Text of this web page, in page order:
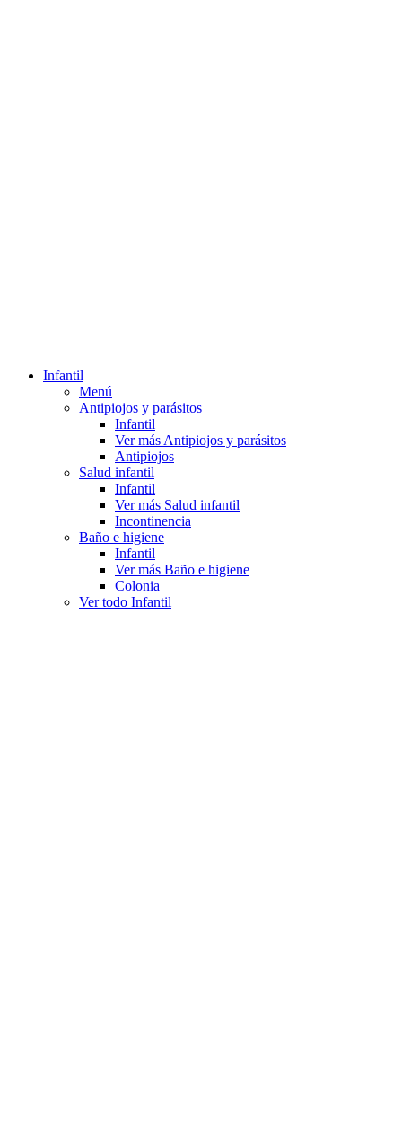
Infantil
Menú
Antipiojos y parásitos
Infantil
Ver más Antipiojos y parásitos
Antipiojos
Salud infantil
Infantil
Ver más Salud infantil
Incontinencia
Baño e higiene
Infantil
Ver más Baño e higiene
Colonia
Ver todo Infantil